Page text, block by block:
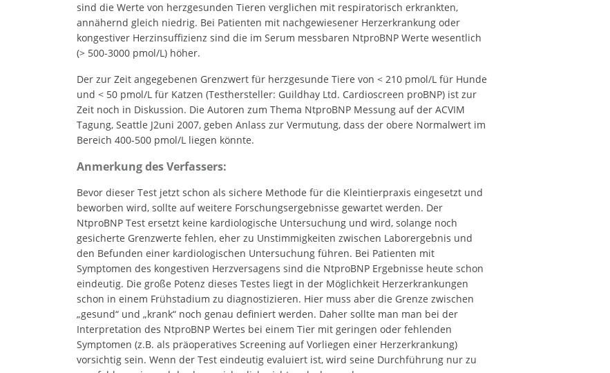
sind die Werte von herzgesunden Tieren verglichen mit respiratorisch erkrankten,
annähernd gleich niedrig. Bei Patienten mit nachgewiesener Herzerkrankung oder
kongestiver Herzinsuffizienz sind die im Serum messbaren NtproBNP Werte wesentlich
(> 500-3000 pmol/L) höher.
Der zur Zeit angegebenen Grenzwert für herzgesunde Tiere von < 210 pmol/L für Hunde
und < 50 pmol/L für Katzen (Testhersteller: Guildhay Ltd. Cardioscreen proBNP) ist zur
Zeit noch in Diskussion. Die Autoren zum Thema NtproBNP Messung auf der ACVIM
Tagung, Seattle J2uni 2007, geben Anlass zur Vermutung, dass der obere Normalwert im
Bereich 400-500 pmol/L liegen könnte.
Anmerkung des Verfassers:
Bevor dieser Test jetzt schon als sichere Methode für die Kleintierpraxis eingesetzt und
beworben wird, sollte auf weitere Forschungsergebnisse gewartet werden. Der
NtproBNP Test ersetzt keine kardiologische Untersuchung und wird, solange noch
gesicherte Grenzwerte fehlen, eher zu Unstimmigkeiten zwischen Laborergebnis und
den Befunden einer kardiologischen Untersuchung führen. Bei Patienten mit
Symptomen des kongestiven Herzversagens sind die NtproBNP Ergebnisse heute schon
eindeutig. Die große Potenz dieses Testes liegt in der Möglichkeit Herzerkrankungen
schon in einem Frühstadium zu diagnostizieren. Hier muss aber die Grenze zwischen
„gesund“ und „krank“ noch genau definiert werden. Daher sollte man man bei der
Interpretation des NtproBNP Wertes bei einem Tier mit geringen oder fehlenden
Symptomen (z.B. als präoperatives Screening auf Vorliegen einer Herzerkrankung)
vorsichtig sein. Wenn der Test eindeutig evaluiert ist, wird seine Durchführung nur zu